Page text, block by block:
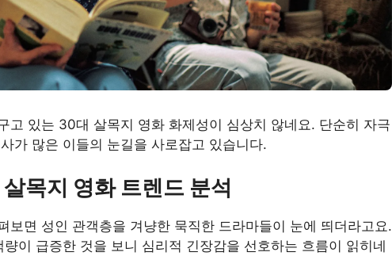
고 있는 30대 살목지 영화 화제성이 심상치 않네요. 단순히 자극
가 많은 이들의 눈길을 사로잡고 있습니다.
목지 영화 트렌드 분석
보면 성인 관객층을 겨냥한 묵직한 드라마들이 눈에 띄더라고요.
이 급증한 것을 보니 심리적 긴장감을 선호하는 흐름이 읽히네